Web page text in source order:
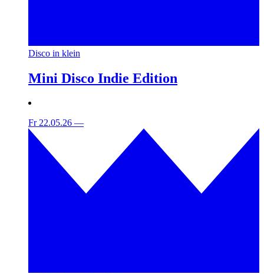
Disco in klein
Mini Disco Indie Edition
Fr 22.05.26 —